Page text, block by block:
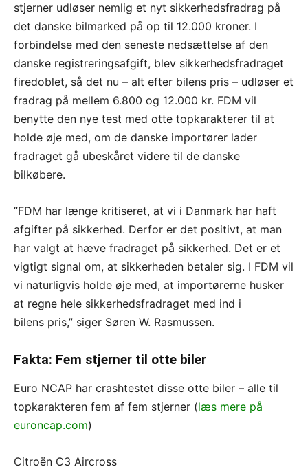
stjerner udløser nemlig et nyt sikkerhedsfradrag på
det danske bilmarked på op til 12.000 kroner. I
forbindelse med den seneste nedsættelse af den
danske registreringsafgift, blev sikkerhedsfradraget
firedoblet, så det nu – alt efter bilens pris – udløser et
fradrag på mellem 6.800 og 12.000 kr. FDM vil
benytte den nye test med otte topkarakterer til at
holde øje med, om de danske importører lader
fradraget gå ubeskåret videre til de danske
bilkøbere.
”FDM har længe kritiseret, at vi i Danmark har haft
afgifter på sikkerhed. Derfor er det positivt, at man
har valgt at hæve fradraget på sikkerhed. Det er et
vigtigt signal om, at sikkerheden betaler sig. I FDM vil
vi naturligvis holde øje med, at importørerne husker
at regne hele sikkerhedsfradraget med ind i
bilens pris,” siger Søren W. Rasmussen.
Fakta: Fem stjerner til otte biler
Euro NCAP har crashtestet disse otte biler – alle til
topkarakteren fem af fem stjerner (læs mere på
euroncap.com)
Citroën C3 Aircross